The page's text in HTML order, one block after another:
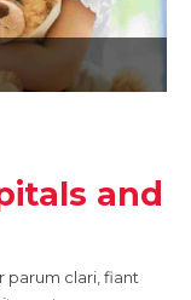
and
parum clari, fiant